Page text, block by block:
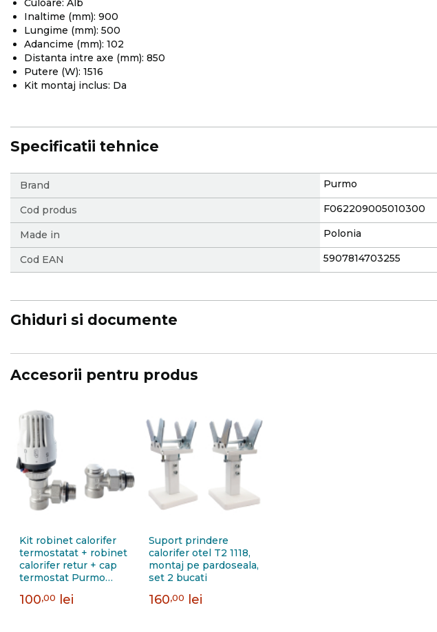
Culoare: Alb
Inaltime (mm): 900
Lungime (mm): 500
Adancime (mm): 102
Distanta intre axe (mm): 850
Putere (W): 1516
Kit montaj inclus: Da
Specificatii tehnice
More
Information
Brand Purmo
Cod produs F062209005010300
Made in Polonia
Cod EAN 5907814703255
Ghiduri si documente
Accesorii pentru produs
Kit robinet calorifer
termostatat + robinet
calorifer retur + cap
termostat Purmo
alama, 1/2"
100,00 lei
Suport prindere
calorifer otel T2 1118,
montaj pe pardoseala,
set 2 bucati
160,00 lei